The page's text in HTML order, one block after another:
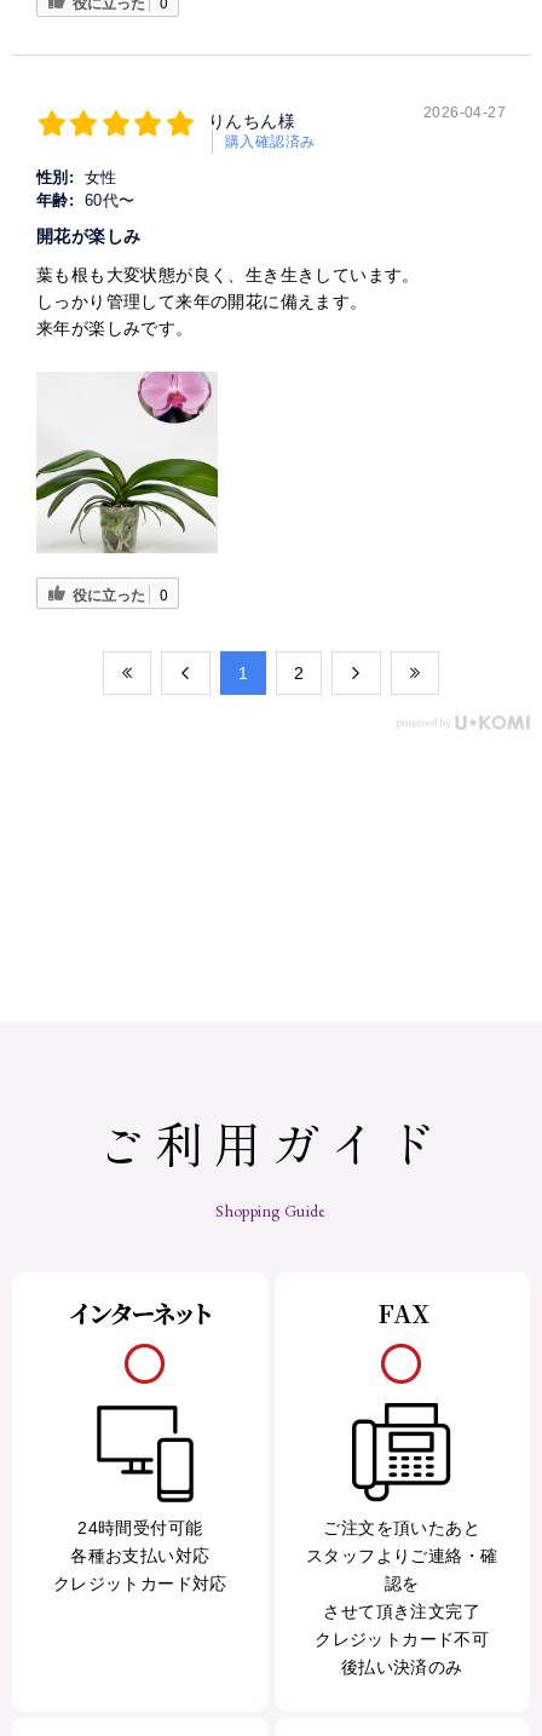
りんちん様
購入確認済み
2026-04-27
性別:
女性
年齢:
60代〜
開花が楽しみ
葉も根も大変状態が良く、生き生きしています。
しっかり管理して来年の開花に備えます。
来年が楽しみです。
役に立った 0
​1 ​2
ご利用ガイド
Shopping Guide
24時間受付可能
各種お支払い対応
クレジットカード対応
ご注文を頂いたあと
スタッフよりご連絡・確
認を
させて頂き注文完了
クレジットカード不可
後払い決済のみ